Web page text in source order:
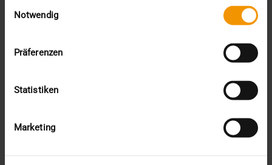
Notwendig
Präferenzen
Statistiken
Marketing